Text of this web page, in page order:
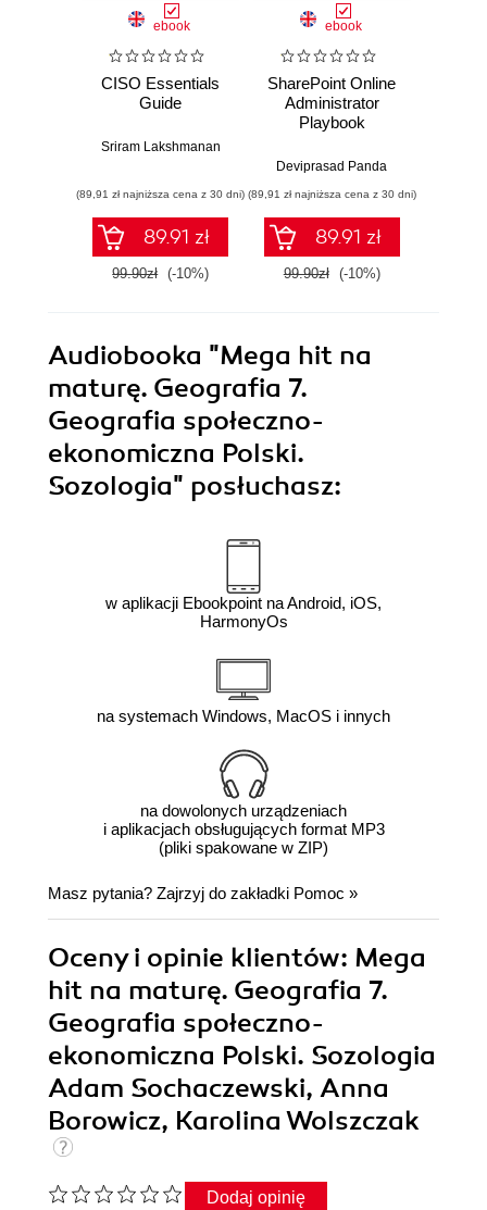
ebook
CISO Essentials
Guide
Sriram Lakshmanan
(89,91 zł najniższa cena z 30 dni)
89.91 zł
99.90zł (-10%)
ebook
SharePoint Online
Administrator
Playbook
Deviprasad Panda
(89,91 zł najniższa cena z 30 dni)
89.91 zł
99.90zł (-10%)
Audiobooka "Mega hit na
maturę. Geografia 7.
Geografia społeczno-
ekonomiczna Polski.
Sozologia" posłuchasz:
w aplikacji Ebookpoint na Android, iOS,
HarmonyOs
na systemach Windows, MacOS i innych
na dowolonych urządzeniach
i aplikacjach obsługujących format MP3
(pliki spakowane w ZIP)
Masz pytania? Zajrzyj do zakładki Pomoc »
Oceny i opinie klientów: Mega
hit na maturę. Geografia 7.
Geografia społeczno-
ekonomiczna Polski. Sozologia
Adam Sochaczewski, Anna
Borowicz, Karolina Wolszczak
Dodaj opinię